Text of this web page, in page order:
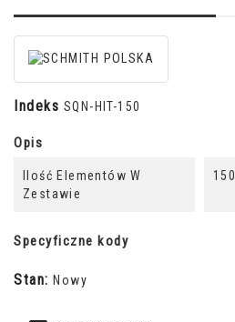
Indeks SQN-HIT-150
Opis
Ilość Elementów W
Zestawie
150
Specyficzne kody
Stan: Nowy